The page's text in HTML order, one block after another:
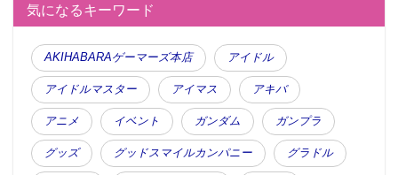
気になるキーワード
AKIHABARAゲーマーズ本店 アイドル
アイドルマスター アイマス アキバ
アニメ イベント ガンダム ガンプラ
グッズ グッドスマイルカンパニー グラドル